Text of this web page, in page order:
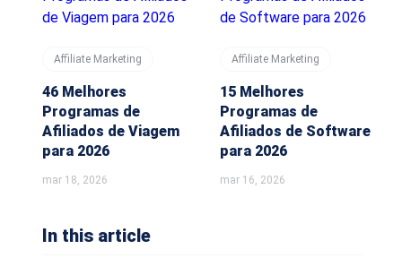
Affiliate Marketing
46 Melhores
Programas de
Afiliados de Viagem
para 2026
mar 18, 2026
Affiliate Marketing
15 Melhores
Programas de
Afiliados de Software
para 2026
mar 16, 2026
In this article